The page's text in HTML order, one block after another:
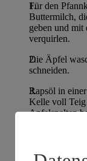
Für den
Buttermilch,
geben und mit
verquirlen.
Die Äpfel
schneiden.
Rapsöl in
Kelle voll Teig
Apfelspalten
jeder Seite